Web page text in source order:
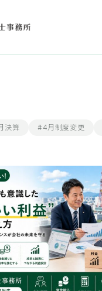
決算 #4月制度変更